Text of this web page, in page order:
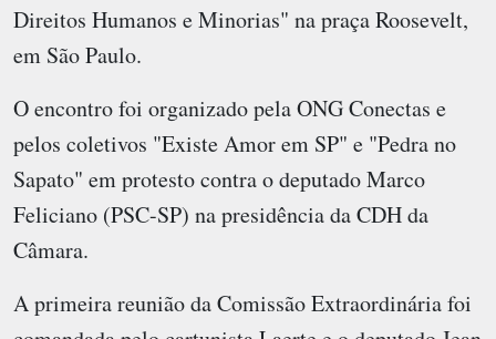
Direitos Humanos e Minorias" na praça Roosevelt,
em São Paulo.
O encontro foi organizado pela ONG Conectas e
pelos coletivos "Existe Amor em SP" e "Pedra no
Sapato" em protesto contra o deputado Marco
Feliciano (PSC-SP) na presidência da CDH da
Câmara.
A primeira reunião da Comissão Extraordinária foi